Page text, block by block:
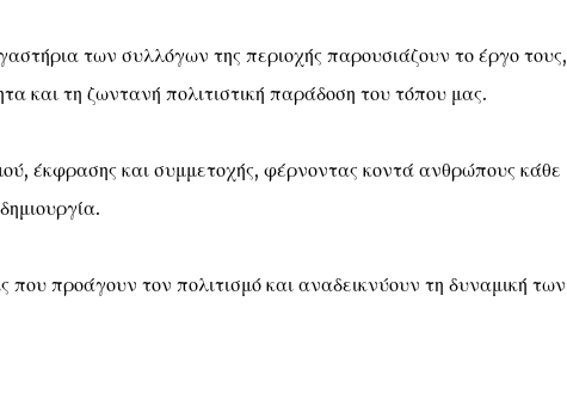
των συλλόγων της περιοχής παρουσιάζουν το έργο τους,
και τη ζωντανή πολιτιστική παράδοση του τόπου μας.
έκφρασης και συμμετοχής, φέρνοντας κοντά ανθρώπους κάθε
που προάγουν τον πολιτισμό και αναδεικνύουν τη δυναμική των